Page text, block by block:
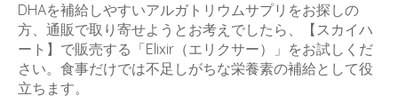
DHAを補給しやすいアルガトリウムサプリをお探しの
方、通販で取り寄せようとお考えでしたら、【スカイハ
ート】で販売する「Elixir（エリクサー）」をお試しくだ
さい。食事だけでは不足しがちな栄養素の補給として役
立ちます。